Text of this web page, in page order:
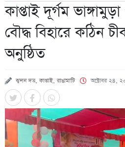
কাপ্তাই দূর্গম
বৌদ্ধ বিহারে কঠিন
অনুষ্ঠিত
ঝুলন দত্ত, কাপ্তাই, রাঙামাটি অক্টোবর ২৪,